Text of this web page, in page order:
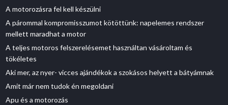
A motorozásra fel kell készülni
A párommal kompromisszumot kötöttünk: napelemes rendszer
mellett maradhat a motor
A teljes motoros felszerelésemet használtan vásároltam és
tökéletes
Aki mer, az nyer- vicces ajándékok a szokásos helyett a bátyámnak
Amit már nem tudok én megoldani
Apu és a motorozás